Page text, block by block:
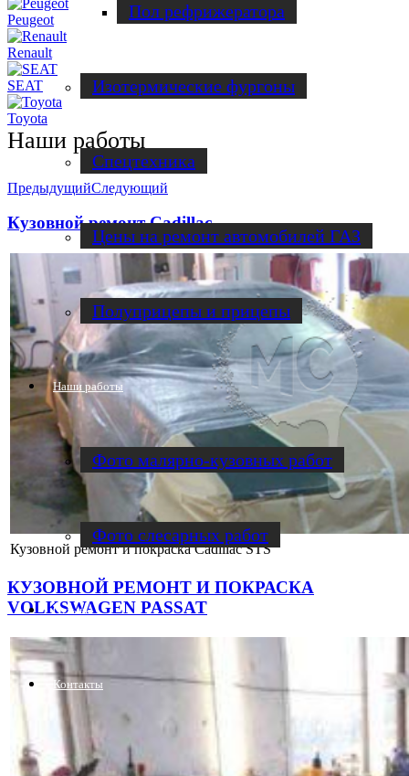
Пол рефрижератора
Изотермические фургоны
Спецтехника
Цены на ремонт автомобилей ГАЗ
Полуприцепы и прицепы
Наши работы
Фото малярно-кузовных работ
Фото слесарных работ
Отзывы
Контакты
Peugeot
Renault
SEAT
Toyota
Наши работы
ПредыдущийСледующий
Кузовной ремонт Cadillac
Кузовной ремонт и покраска Cadillac STS
КУЗОВНОЙ РЕМОНТ И ПОКРАСКА
VOLKSWAGEN PASSAT